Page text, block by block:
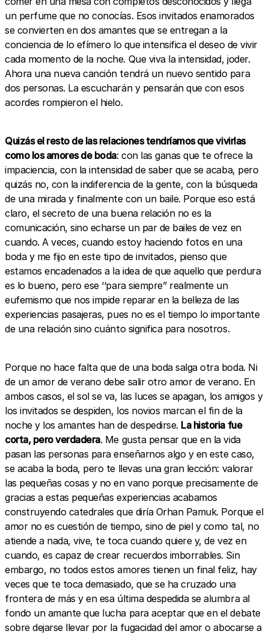
un perfume que no conocías. Esos invitados enamorados
se convierten en dos amantes que se entregan a la
conciencia de lo efímero lo que intensifica el deseo de vivir
cada momento de la noche. Que viva la intensidad, joder.
Ahora una nueva canción tendrá un nuevo sentido para
dos personas. La escucharán y pensarán que con esos
acordes rompieron el hielo.
Quizás el resto de las relaciones tendríamos que vivirlas
como los amores de boda: con las ganas que te ofrece la
impaciencia, con la intensidad de saber que se acaba, pero
quizás no, con la indiferencia de la gente, con la búsqueda
de una mirada y finalmente con un baile. Porque eso está
claro, el secreto de una buena relación no es la
comunicación, sino echarse un par de bailes de vez en
cuando. A veces, cuando estoy haciendo fotos en una
boda y me fijo en este tipo de invitados, pienso que
estamos encadenados a la idea de que aquello que perdura
es lo bueno, pero ese ‘‘para siempre’’ realmente un
eufemismo que nos impide reparar en la belleza de las
experiencias pasajeras, pues no es el tiempo lo importante
de una relación sino cuánto significa para nosotros.
Porque no hace falta que de una boda salga otra boda. Ni
de un amor de verano debe salir otro amor de verano. En
ambos casos, el sol se va, las luces se apagan, los amigos y
los invitados se despiden, los novios marcan el fin de la
noche y los amantes han de despedirse. La historia fue
corta, pero verdadera. Me gusta pensar que en la vida
pasan las personas para enseñarnos algo y en este caso,
se acaba la boda, pero te llevas una gran lección: valorar
las pequeñas cosas y no en vano porque precisamente de
gracias a estas pequeñas experiencias acabamos
construyendo catedrales que diría Orhan Pamuk. Porque el
amor no es cuestión de tiempo, sino de piel y como tal, no
atiende a nada, vive, te toca cuando quiere y, de vez en
cuando, es capaz de crear recuerdos imborrables. Sin
embargo, no todos estos amores tienen un final feliz, hay
veces que te toca demasiado, que se ha cruzado una
frontera de más y en esa última despedida se alumbra al
fondo un amante que lucha para aceptar que en el debate
sobre dejarse llevar por la fugacidad del amor o abocarse a